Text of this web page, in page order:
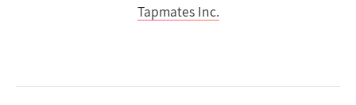
Tapmates Inc.